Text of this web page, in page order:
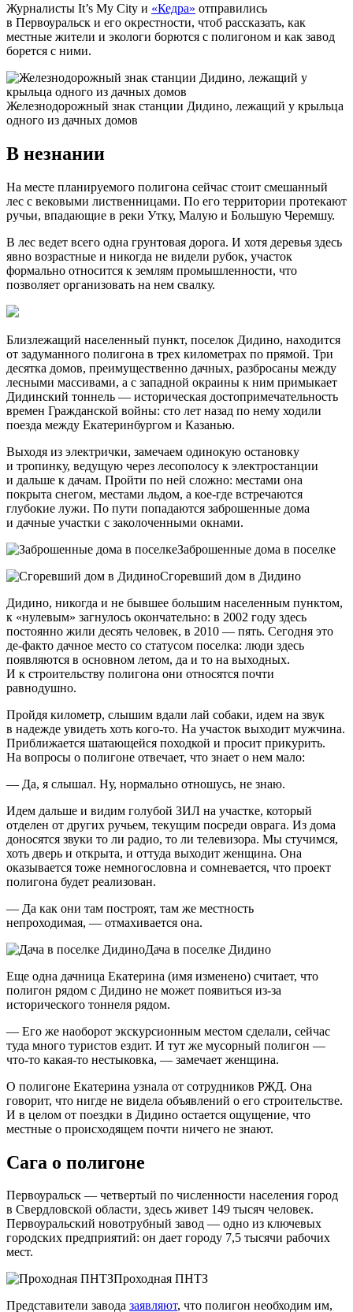
Журналисты It’s My City и «Кедра» отправились
в Первоуральск и его окрестности, чтоб рассказать, как
местные жители и экологи борются с полигоном и как завод
борется с ними.
Железнодорожный знак станции Дидино, лежащий у крыльца
одного из дачных домов
В незнании
На месте планируемого полигона сейчас стоит смешанный
лес с вековыми лиственницами. По его территории протекают
ручьи, впадающие в реки Утку, Малую и Большую Черемшу.
В лес ведет всего одна грунтовая дорога. И хотя деревья здесь
явно возрастные и никогда не видели рубок, участок
формально относится к землям промышленности, что
позволяет организовать на нем свалку.
Близлежащий населенный пункт, поселок Дидино, находится
от задуманного полигона в трех километрах по прямой. Три
десятка домов, преимущественно дачных, разбросаны между
лесными массивами, а с западной окраины к ним примыкает
Дидинский тоннель — историческая достопримечательность
времен Гражданской войны: сто лет назад по нему ходили
поезда между Екатеринбургом и Казанью.
Выходя из электрички, замечаем одинокую остановку
и тропинку, ведущую через лесополосу к электростанции
и дальше к дачам. Пройти по ней сложно: местами она
покрыта снегом, местами льдом, а кое-где встречаются
глубокие лужи. По пути попадаются заброшенные дома
и дачные участки с заколоченными окнами.
Заброшенные дома в поселке
Сгоревший дом в Дидино
Дидино, никогда и не бывшее большим населенным пунктом,
к «нулевым» загнулось окончательно: в 2002 году здесь
постоянно жили десять человек, в 2010 — пять. Сегодня это
де-факто дачное место со статусом поселка: люди здесь
появляются в основном летом, да и то на выходных.
И к строительству полигона они относятся почти
равнодушно.
Пройдя километр, слышим вдали лай собаки, идем на звук
в надежде увидеть хоть кого-то. На участок выходит мужчина.
Приближается шатающейся походкой и просит прикурить.
На вопросы о полигоне отвечает, что знает о нем мало:
— Да, я слышал. Ну, нормально отношусь, не знаю.
Идем дальше и видим голубой ЗИЛ на участке, который
отделен от других ручьем, текущим посреди оврага. Из дома
доносятся звуки то ли радио, то ли телевизора. Мы стучимся,
хоть дверь и открыта, и оттуда выходит женщина. Она
оказывается тоже немногословна и сомневается, что проект
полигона будет реализован.
— Да как они там построят, там же местность
непроходимая, — отмахивается она.
Дача в поселке Дидино
Еще одна дачница Екатерина (имя изменено) считает, что
полигон рядом с Дидино не может появиться из-за
исторического тоннеля рядом.
— Его же наоборот экскурсионным местом сделали, сейчас
туда много туристов ездит. И тут же мусорный полигон —
что-то какая-то нестыковка, — замечает женщина.
О полигоне Екатерина узнала от сотрудников РЖД. Она
говорит, что нигде не видела объявлений о его строительстве.
И в целом от поездки в Дидино остается ощущение, что
местные о происходящем почти ничего не знают.
Сага о полигоне
Первоуральск — четвертый по численности населения город
в Свердловской области, здесь живет 149 тысяч человек.
Первоуральский новотрубный завод — одно из ключевых
городских предприятий: он дает городу 7,5 тысячи рабочих
мест.
Проходная ПНТЗ
Представители завода заявляют, что полигон необходим им,